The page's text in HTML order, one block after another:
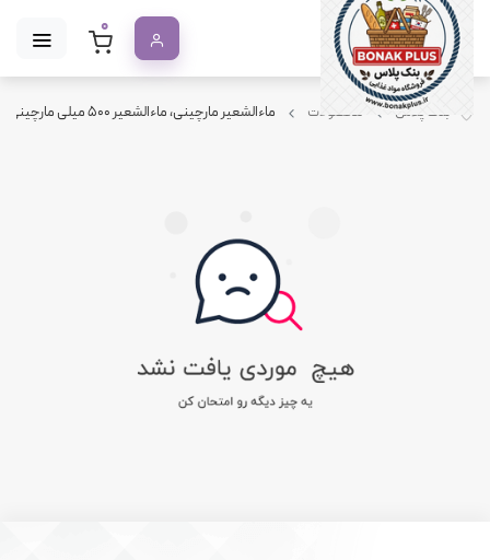
0
بنک پلاس محصولات ماءالشعیر مارچینی، ماءالشعیر ۵۰۰ میلی مارچینی، Marchini malt beverage، خرید عمده ماءالشعیر، پخش ماءالشعیر مارچینی، نوشیدنی مالت گازدار، باکس ۶ عددی ماءالشعیر